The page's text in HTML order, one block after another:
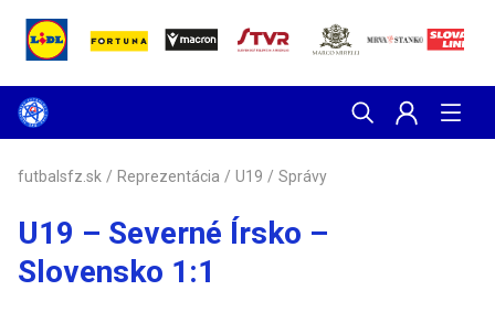
futbalsfz.sk / Reprezentácia / U19 / Správy
U19 – Severné Írsko –
Slovensko 1:1